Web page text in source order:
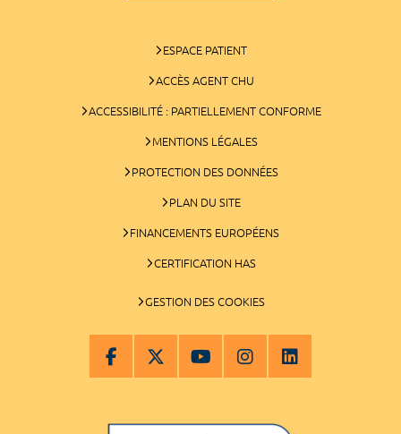
ESPACE PATIENT
ACCÈS AGENT CHU
ACCESSIBILITÉ : PARTIELLEMENT CONFORME
MENTIONS LÉGALES
PROTECTION DES DONNÉES
PLAN DU SITE
FINANCEMENTS EUROPÉENS
CERTIFICATION HAS
GESTION DES COOKIES